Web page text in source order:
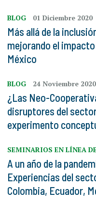
BLOG 01 Diciembre 2020
Más allá de la
mejorando el
México
BLOG 24 Noviembre 2020
¿Las Neo-
disruptores del
experimento
SEMINARIOS EN LÍNEA
A un año de la
Experiencias del
Colombia, Ecuador,